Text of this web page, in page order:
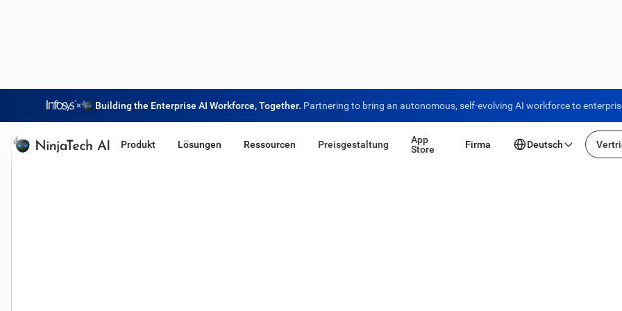
× Building the Enterprise AI Workforce, Together. Partnering to bring an autonomous, self-evolving AI workforce to
Produkt Lösungen Ressourcen Preisgestaltung
App
Store
Firma Deutsch